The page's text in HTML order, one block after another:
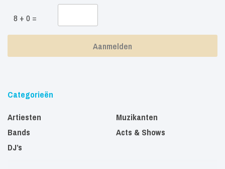
8 + 0 =
Categorieën
Artiesten
Bands
DJ’s
Muzikanten
Acts & Shows